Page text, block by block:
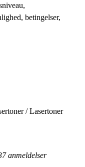
betingelser,
/ Lasertoner
anmeldelser